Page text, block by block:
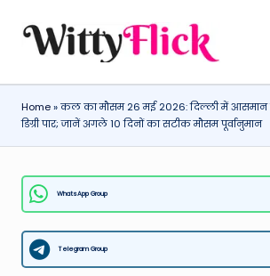
W
it
ty
Fl
ic
k:
L
a
WittyFlick:
Tech
News
Around
World
Home»कल का मौसम 26 मई 2026: दिल्ली में आसमान
डिग्री पार; जानें अगले 10 दिनों का सटीक मौसम पूर्वानुमान
WhatsApp Group
Telegram Group